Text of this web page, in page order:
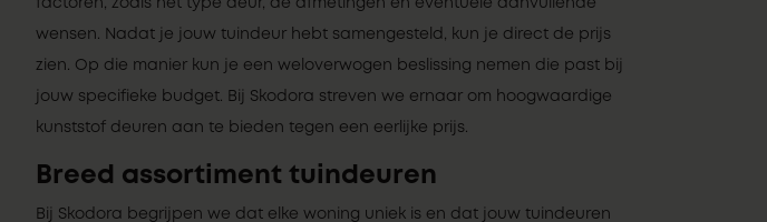
factoren, zoals het type deur, de afmetingen en eventuele aanvullende
wensen. Nadat je jouw tuindeur hebt samengesteld, kun je direct de prijs
zien. Op die manier kun je een weloverwogen beslissing nemen die past bij
jouw specifieke budget. Bij Skodora streven we ernaar om hoogwaardige
kunststof deuren aan te bieden tegen een eerlijke prijs.
Breed assortiment tuindeuren
Bij Skodora begrijpen we dat elke woning uniek is en dat jouw tuindeuren